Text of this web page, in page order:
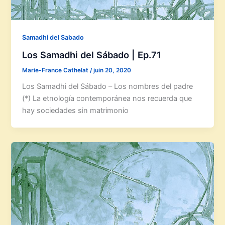
Samadhi del Sabado
Los Samadhi del Sábado | Ep.71
Marie-France Cathelat /juin 20, 2020
Los Samadhi del Sábado – Los nombres del padre
(*) La etnología contemporánea nos recuerda que
hay sociedades sin matrimonio